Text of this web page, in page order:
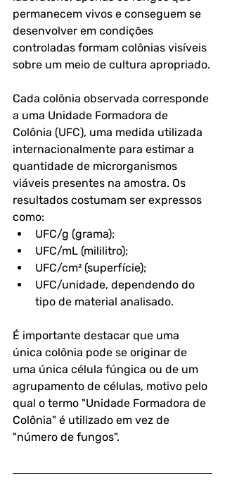
permanecem vivos e conseguem se
desenvolver em condições
controladas formam colônias visíveis
sobre um meio de cultura apropriado.
Cada colônia observada corresponde
a uma Unidade Formadora de
Colônia (UFC), uma medida utilizada
internacionalmente para estimar a
quantidade de microrganismos
viáveis presentes na amostra. Os
resultados costumam ser expressos
como:
UFC/g (grama);
UFC/mL (mililitro);
UFC/cm² (superfície);
UFC/unidade, dependendo do
tipo de material analisado.
É importante destacar que uma
única colônia pode se originar de
uma única célula fúngica ou de um
agrupamento de células, motivo pelo
qual o termo "Unidade Formadora de
Colônia" é utilizado em vez de
"número de fungos".